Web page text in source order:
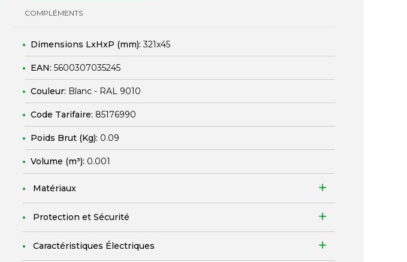
COMPLÉMENTS
Dimensions LxHxP (mm):321x45
EAN: 5600307035245
Couleur: Blanc - RAL 9010
Code Tarifaire: 85176990
Poids Brut (Kg): 0.09
Volume (m³): 0.001
Matériaux
Protection et Sécurité
Caractéristiques Électriques